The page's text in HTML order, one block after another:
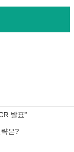
발표"
략은?